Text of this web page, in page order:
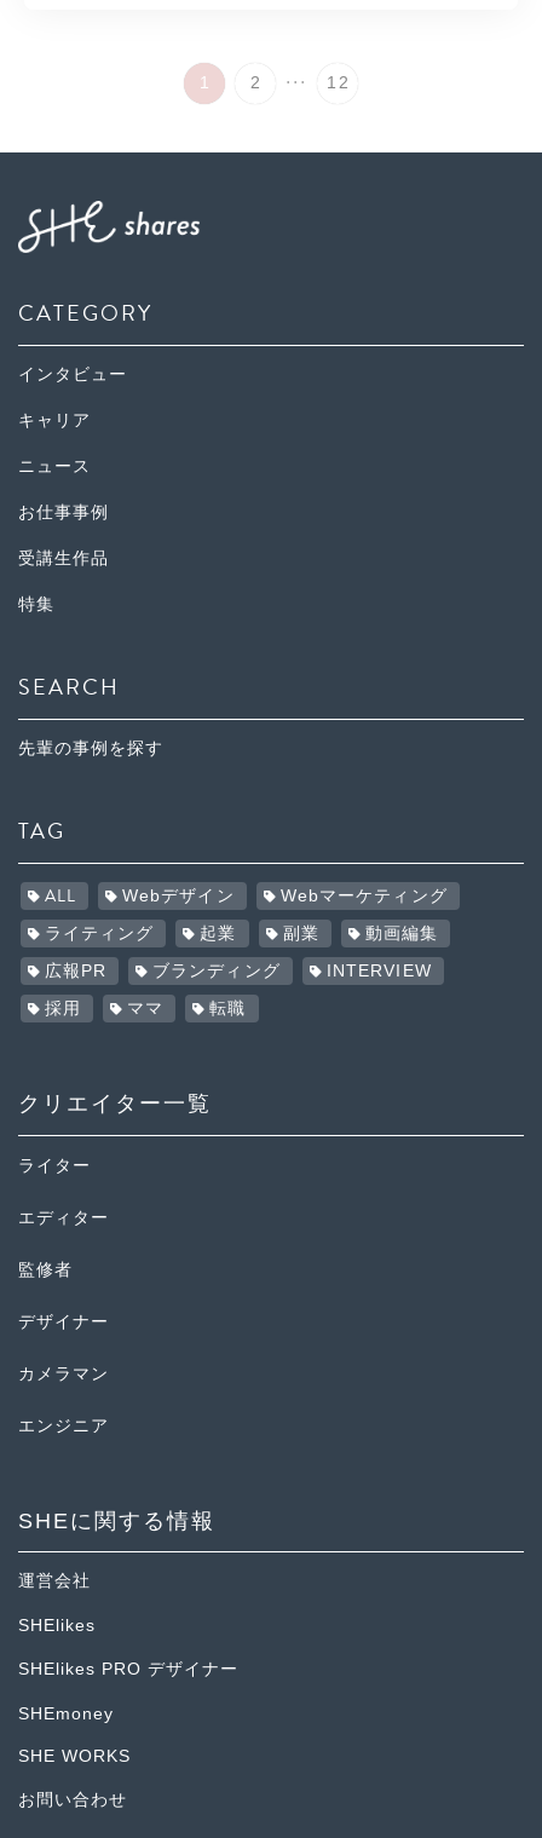
1 2 ... 12
CATEGORY
インタビュー
キャリア
ニュース
お仕事事例
受講生作品
特集
SEARCH
先輩の事例を探す
TAG
ALL Webデザイン Webマーケティング
ライティング 起業 副業 動画編集
広報PR ブランディング INTERVIEW
採用 ママ 転職
クリエイター一覧
ライター
エディター
監修者
デザイナー
カメラマン
エンジニア
SHEに関する情報
運営会社
SHElikes
SHElikes PRO デザイナー
SHEmoney
SHE WORKS
お問い合わせ